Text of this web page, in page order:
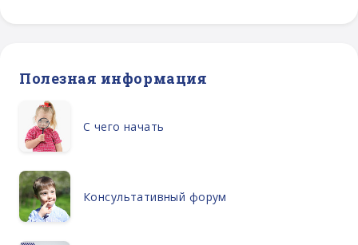
Полезная информация
С чего начать
Консультативный форум